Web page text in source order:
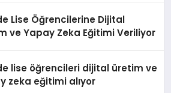
Lise Öğrencilerine Dijital
ve Yapay Zeka Eğitimi Veriliyor
lise öğrencileri dijital üretim ve
zeka eğitimi alıyor